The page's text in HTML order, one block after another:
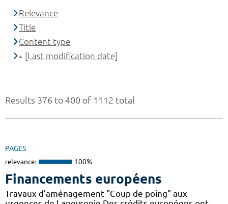
Results 376 to 400 of 1112 total
PAGES
relevance: 100%
Financements européens
Travaux d’aménagement "Coup de poing" aux
Relevance
Title
Content type
[Last modification date]